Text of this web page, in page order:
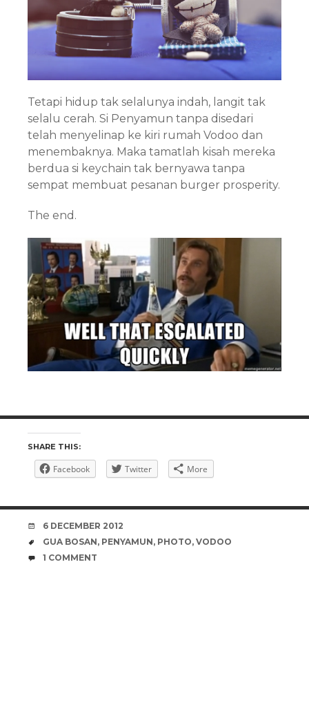
Tetapi hidup tak selalunya indah, langit tak
selalu cerah. Si Penyamun tanpa disedari
telah menyelinap ke kiri rumah Vodoo dan
menembaknya. Maka tamatlah kisah mereka
berdua si keychain tak bernyawa tanpa
sempat membuat pesanan burger prosperity.
The end.
SHARE THIS:
Facebook Twitter More
DATE
6 DECEMBER 2012
TAGS
GUA BOSAN, PENYAMUN, PHOTO, VODOO
COMMENTS
1 COMMENT